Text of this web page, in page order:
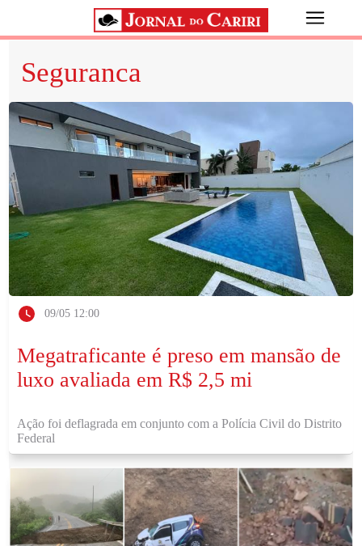
Seguranca
09/05 12:00
Megatraficante é preso em mansão de
luxo avaliada em R$ 2,5 mi
Ação foi deflagrada em conjunto com a Polícia Civil do Distrito
Federal